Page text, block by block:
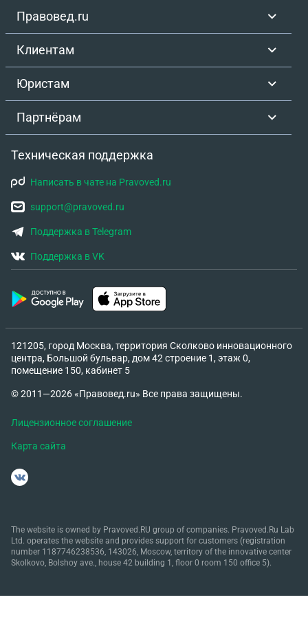
Правовед.ru
Клиентам
Юристам
Партнёрам
Техническая поддержка
Написать в чате на Pravoved.ru
support@pravoved.ru
Поддержка в Telegram
Поддержка в VK
121205, город Москва, территория Сколково инновационного
центра, Большой бульвар, дом 42 строение 1, этаж 0,
помещение 150, кабинет 5
© 2011—2026 «Правовед.ru» Все права защищены.
Лицензионное соглашение
Карта сайта
The website is owned by Pravoved.RU group of companies. Pravoved.Ru Lab
Ltd. operates the website and provides support for customers (registration
number 1187746238536, 143026, Moscow, territory of the innovative center
Skolkovo, Bolshoy ave., house 42 building 1, floor 0 room 150 office 5).